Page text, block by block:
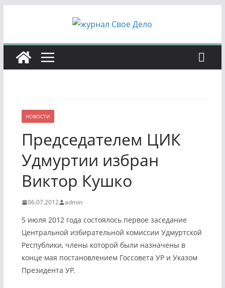
НОВОСТИ
Председателем ЦИК
Удмуртии избран
Виктор Кушко
06.07.2012 admin
5 июля 2012 года состоялось первое заседание
Центральной избирательной комиссии Удмуртской
Республики, члены которой были назначены в
конце мая постановлением Госсовета УР и Указом
Президента УР.